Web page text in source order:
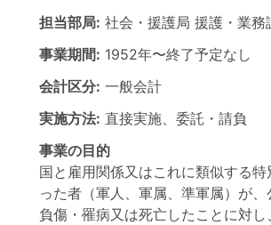
担当部局: 社会・援護局 援護・業務
事業期間: 1952年〜終了予定なし
会計区分: 一般会計
実施方法: 直接実施、委託・請負
事業の目的
国と雇用関係又はこれに類似する特
った者（軍人、軍属、準軍属）が、
負傷・罹病又は死亡したことに対し